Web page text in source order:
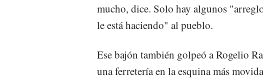
mucho, dice. Solo hay algunos
le está haciendo" al pueblo.
Ese bajón también golpeó a Rogelio
una ferretería en la esquina más